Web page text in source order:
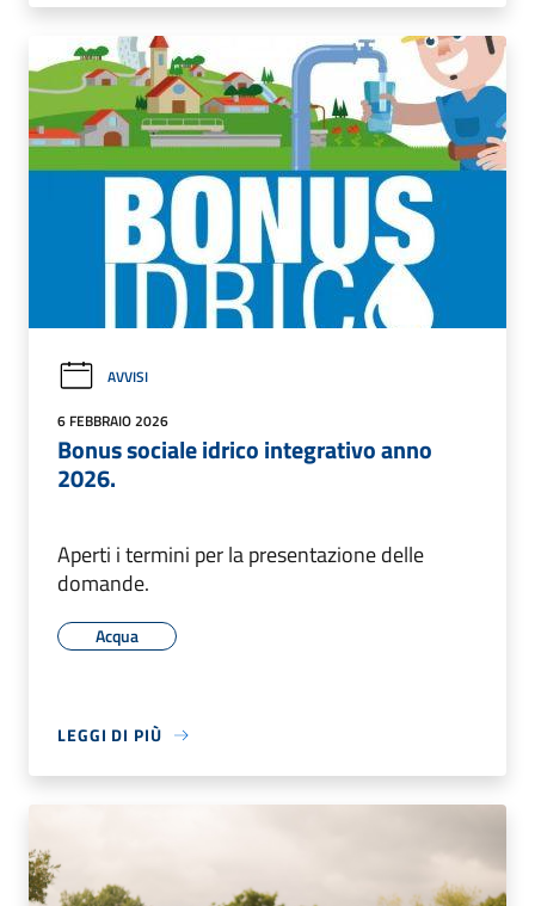
AVVISI
6 FEBBRAIO 2026
Bonus sociale idrico integrativo anno
2026.
Aperti i termini per la presentazione delle
domande.
Acqua
LEGGI DI PIÙ